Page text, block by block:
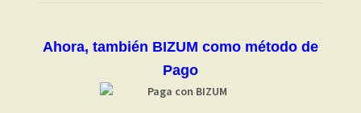
Ahora, también BIZUM como método de
Pago